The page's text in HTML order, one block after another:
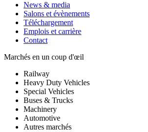
News & media
Salons et évènements
Téléchargement
Emplois et carrière
Contact
Marchés en un coup d'œil
Railway
Heavy Duty Vehicles
Special Vehicles
Buses & Trucks
Machinery
Automotive
Autres marchés